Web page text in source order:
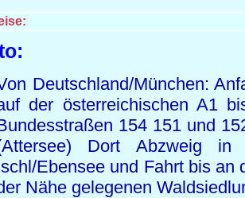
Deutschland/München:
der österreichischen A1
154 151 und
Dort Abzweig in
Ebensee und Fahrt bis an
Nähe gelegenen